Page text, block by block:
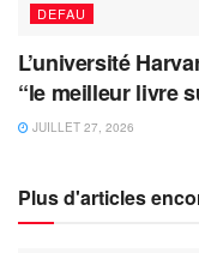
DEFAU
L’université
“le meilleur livre
JUILLET 27, 2026
Plus d'articles